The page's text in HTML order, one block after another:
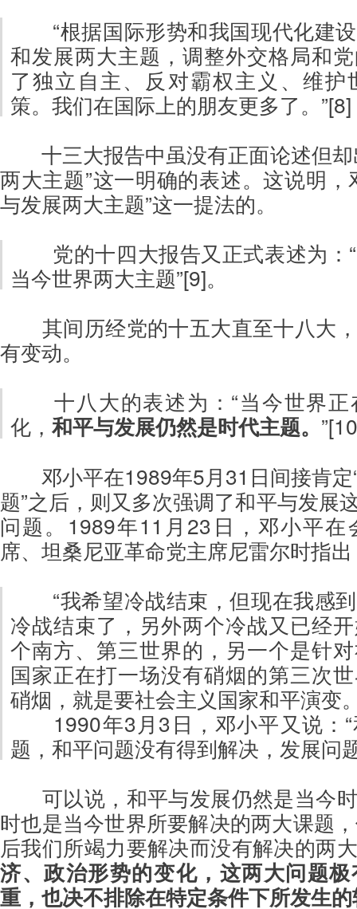
“根据国际形势和我国现代化建
和发展两大主题，调整外交格局和
了独立自主、反对霸权主义、维护
策。我们在国际上的朋友更多了。”[8]
十三大报告中虽没有正面论述但
两大主题”这一明确的表述。这说明，
与发展两大主题”这一提法的。
党的十四大报告又正式表述为：
当今世界两大主题”[9]。
其间历经党的十五大直至十八大
有变动。
十八大的表述为：“当今世界
化， 和平与发展仍然是时代主题。
邓小平在1989年5月31日间接肯
题”之后，则又多次强调了和平与发展
问题。1989年11月23日，邓小平在
席、坦桑尼亚革命党主席尼雷尔时指
“我希望冷战结束，但现在我感
冷战结束了，另外两个冷战又已经
个南方、第三世界的，另一个是针
国家正在打一场没有硝烟的第三次
硝烟，就是要社会主义国家和平演变
1990年3月3日，邓小平又说：
题，和平问题没有得到解决，发展问
可以说，和平与发展仍然是当今
时也是当今世界所要解决的两大课题
后我们所竭力要解决而没有解决的两
济、政治形势的变化，这两大问题
重，也决不排除在特定条件下所发生